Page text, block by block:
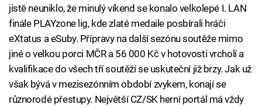
jistě neuniklo, že minulý víkend se konalo velkolepé I. LAN
finále PLAYzone lig, kde zlaté medaile posbírali hráči
eXtatus a eSuby. Přípravy na další sezónu soutěže mimo
jiné o velkou porci MČR a 56 000 Kč v hotovosti vrcholí a
kvalifikace do všech tří soutěží se uskuteční již brzy. Jak už
však bývá v mezisezónním období zvykem, konají se
různorodé přestupy. Největší CZ/SK herní portál má vždy